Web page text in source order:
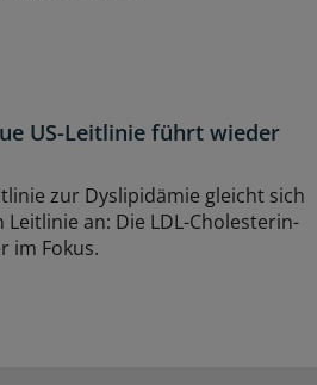
US-Leitlinie führt wieder
zur Dyslipidämie gleicht sich
an: Die LDL-Cholesterin-
im Fokus.